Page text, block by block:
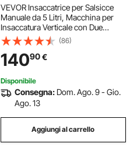
VEVOR Insaccatrice per Salsicce
Manuale da 5 Litri, Macchina per
Insaccatura Verticale con Due
Velocità e 5 Tubi di Riempimento e
Maniglia, in Acciaio Inossidabile per
Uso Commerciale Domestico
(86)
14090€
Disponibile
Consegna: Dom. Ago. 9 - Gio.
Ago. 13
Aggiungi al carrello